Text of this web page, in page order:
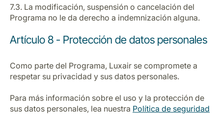
7.3. La modificación, suspensión o cancelación del
Programa no le da derecho a indemnización alguna.
Artículo 8 - Protección de datos personales
Como parte del Programa, Luxair se compromete a
respetar su privacidad y sus datos personales.
Para más información sobre el uso y la protección de
sus datos personales, lea nuestra Política de seguridad